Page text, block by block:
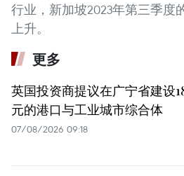
行业，新加坡2023年第三季度
上升。
更多
英国投资商提议在广宁省建设
元的港口与工业城市综合体
07/08/2026 09:18